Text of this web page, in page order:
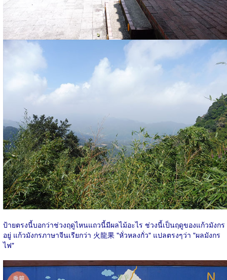
ป้ายตรงนี้บอกว่าช่วงฤดูไหนแถวนี้มีผลไม้อะไร ช่วงนี้เป็นฤดูของแก้วมังกร
อยู่ แก้วมังกรภาษาจีนเรียกว่า 火龍果 "หั่วหลงกั่ว" แปลตรงๆว่า "ผลมังกร
ไฟ"